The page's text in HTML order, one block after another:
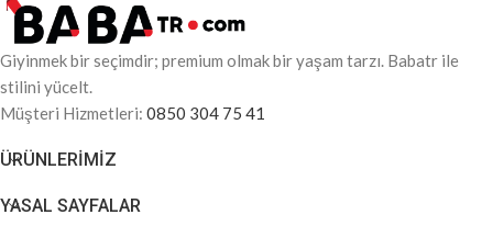
Giyinmek bir seçimdir; premium olmak bir yaşam tarzı. Babatr ile
stilini yücelt.
Müşteri Hizmetleri: 0850 304 75 41
ÜRÜNLERIMIZ
YASAL SAYFALAR